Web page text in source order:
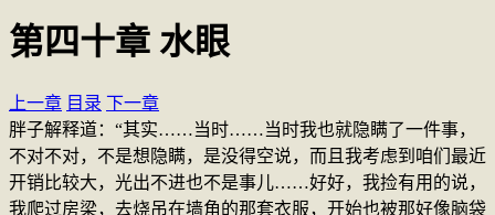
第四十章 水眼
上一章 目录 下一章
胖子解释道：“其实……当时……当时我也就隐瞒了一件事，
不对不对，不是想隐瞒，是没得空说，而且我考虑到咱们最近
开销比较大，光出不进也不是事儿……好好，我捡有用的说，
我爬过房梁，去烧吊在墙角的那套衣服，开始也被那好像脑袋